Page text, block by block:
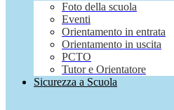
Foto della scuola
Eventi
Orientamento in entrata
Orientamento in uscita
PCTO
Tutor e Orientatore
Sicurezza a Scuola